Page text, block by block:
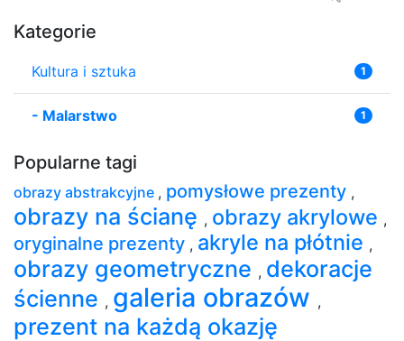
Kategorie
Kultura i sztuka 1
- Malarstwo 1
Popularne tagi
obrazy abstrakcyjne , pomysłowe prezenty ,
obrazy na ścianę , obrazy akrylowe ,
oryginalne prezenty , akryle na płótnie ,
obrazy geometryczne , dekoracje
ścienne , galeria obrazów ,
prezent na każdą okazję